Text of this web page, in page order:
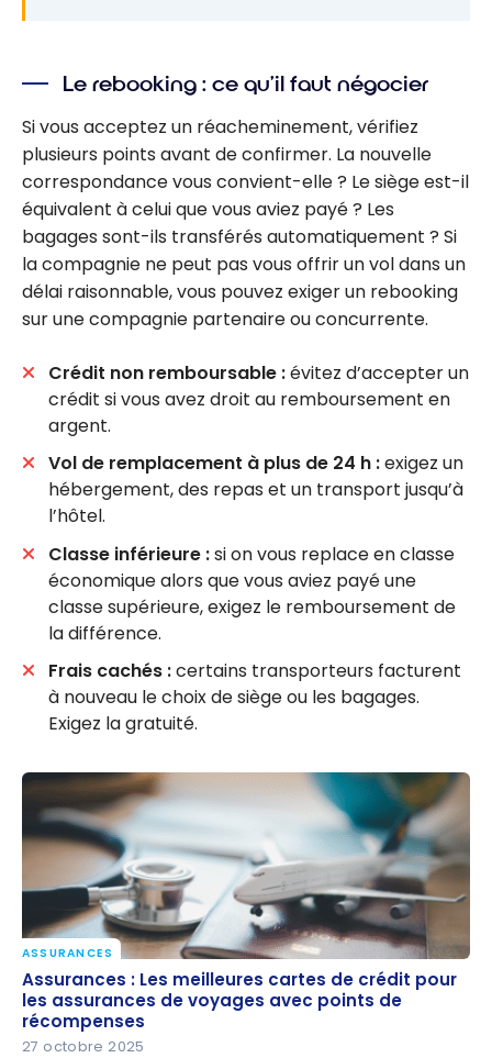
Le rebooking : ce qu’il faut négocier
Si vous acceptez un réacheminement, vérifiez
plusieurs points avant de confirmer. La nouvelle
correspondance vous convient-elle ? Le siège est-il
équivalent à celui que vous aviez payé ? Les
bagages sont-ils transférés automatiquement ? Si
la compagnie ne peut pas vous offrir un vol dans un
délai raisonnable, vous pouvez exiger un rebooking
sur une compagnie partenaire ou concurrente.
Crédit non remboursable :évitez d’accepter un
crédit si vous avez droit au remboursement en
argent.
Vol de remplacement à plus de 24 h :exigez un
hébergement, des repas et un transport jusqu’à
l’hôtel.
Classe inférieure :si on vous replace en classe
économique alors que vous aviez payé une
classe supérieure, exigez le remboursement de
la différence.
Frais cachés :certains transporteurs facturent
à nouveau le choix de siège ou les bagages.
Exigez la gratuité.
Assurances : Les meilleures cartes de crédit pour
les assurances de voyages avec points de
récompenses
ASSURANCES
Assurances : Les meilleures cartes de crédit pour
les assurances de voyages avec points de
récompenses
27 octobre 2025